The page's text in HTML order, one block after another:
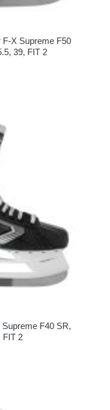
X Supreme F50
39, FIT 2
F40 SR,
FIT 2